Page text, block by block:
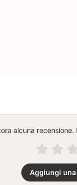
alcuna
Aggiungi